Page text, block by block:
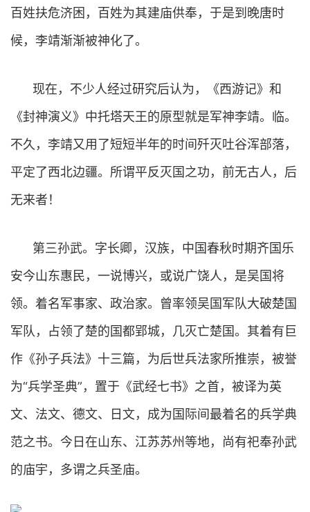
百姓扶危济困，百姓为其建庙供奉，于是到晚唐时
候，李靖渐渐被神化了。
现在，不少人经过研究后认为，《西游记》和
《封神演义》中托塔天王的原型就是军神李靖。临。
不久，李靖又用了短短半年的时间歼灭吐谷浑部落，
平定了西北边疆。所谓平反灭国之功，前无古人，后
无来者！
第三孙武。字长卿，汉族，中国春秋时期齐国乐
安今山东惠民，一说博兴，或说广饶人，是吴国将
领。着名军事家、政治家。曾率领吴国军队大破楚国
军队，占领了楚的国都郢城，几灭亡楚国。其着有巨
作《孙子兵法》十三篇，为后世兵法家所推崇，被誉
为“兵学圣典”，置于《武经七书》之首，被译为英
文、法文、德文、日文，成为国际间最着名的兵学典
范之书。今日在山东、江苏苏州等地，尚有祀奉孙武
的庙宇，多谓之兵圣庙。